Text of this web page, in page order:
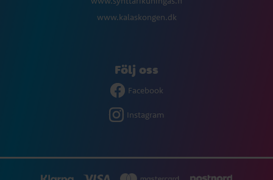
www.kalaskongen.dk
Följ oss
Facebook
Instagram